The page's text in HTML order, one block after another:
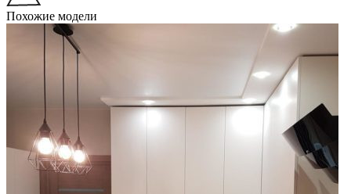
Похожие модели